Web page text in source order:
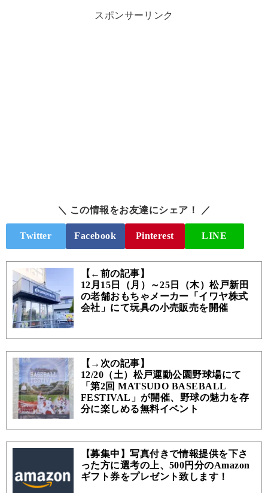
スポンサーリンク
＼ この情報をお友達にシェア！ ／
Twitter Facebook Pinterest LINE
【←前の記事】
12月15日（月）～25日（木）松戸新田
の老舗おもちゃメーカー「イワヤ株式
会社」にて玩具の小売販売を開催
【→次の記事】
12/20（土）松戸運動公園野球場にて
「第2回 MATSUDO BASEBALL
FESTIVAL」が開催、野球の魅力を存
分に楽しめる無料イベント
【募集中】写真付きで情報提供を下さ
った方に選考の上、500円分のAmazon
ギフト券をプレゼント致します！